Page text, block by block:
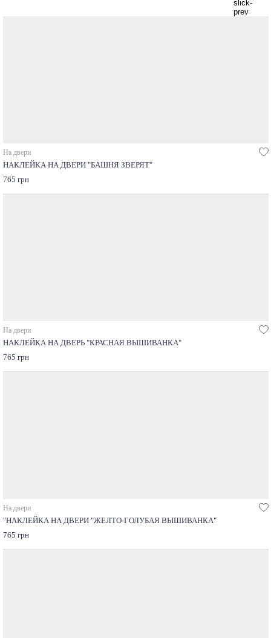
На двери
НАКЛЕЙКА НА ДВЕРИ "БАШНЯ ЗВЕРЯТ"
765 грн
На двери
НАКЛЕЙКА НА ДВЕРЬ "КРАСНАЯ ВЫШИВАНКА"
765 грн
На двери
"НАКЛЕЙКА НА ДВЕРИ "ЖЕЛТО-ГОЛУБАЯ ВЫШИВАНКА"
765 грн